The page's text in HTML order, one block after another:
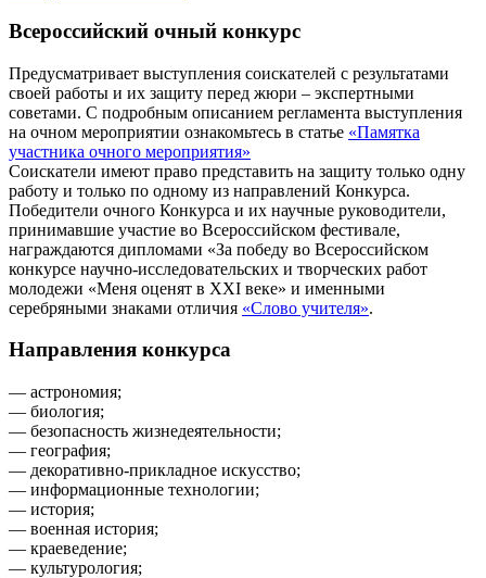
Всероссийский очный конкурс
Предусматривает выступления соискателей с результатами
своей работы и их защиту перед жюри – экспертными
советами. С подробным описанием регламента выступления
на очном мероприятии ознакомьтесь в статье «Памятка
участника очного мероприятия»
Соискатели имеют право представить на защиту только одну
работу и только по одному из направлений Конкурса.
Победители очного Конкурса и их научные руководители,
принимавшие участие во Всероссийском фестивале,
награждаются дипломами «За победу во Всероссийском
конкурсе научно-исследовательских и творческих работ
молодежи «Меня оценят в ХХI веке» и именными
серебряными знаками отличия «Слово учителя».
Направления конкурса
— астрономия;
— биология;
— безопасность жизнедеятельности;
— география;
— декоративно-прикладное искусство;
— информационные технологии;
— история;
— военная история;
— краеведение;
— культурология;